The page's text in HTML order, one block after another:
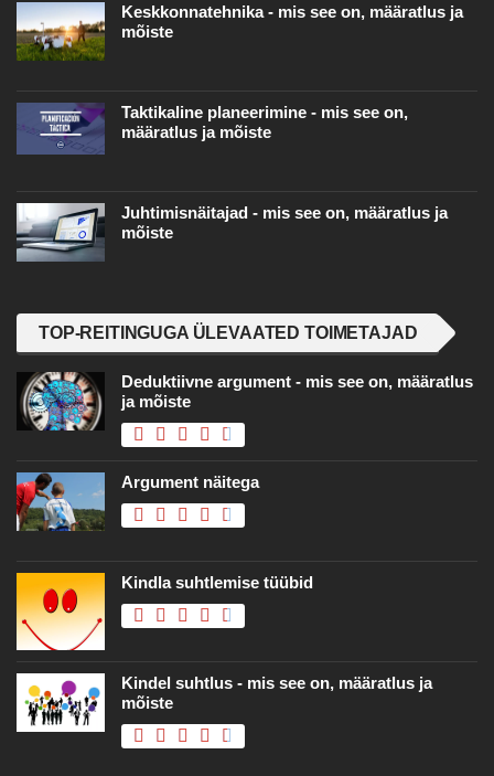
Keskkonnatehnika - mis see on, määratlus ja
mõiste
Taktikaline planeerimine - mis see on,
määratlus ja mõiste
Juhtimisnäitajad - mis see on, määratlus ja
mõiste
TOP-REITINGUGA ÜLEVAATED TOIMETAJAD
Deduktiivne argument - mis see on, määratlus
ja mõiste
Argument näitega
Kindla suhtlemise tüübid
Kindel suhtlus - mis see on, määratlus ja
mõiste